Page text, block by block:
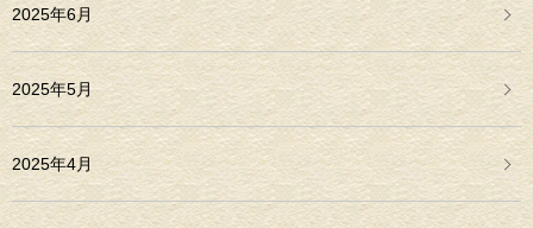
2025年6月
2025年5月
2025年4月